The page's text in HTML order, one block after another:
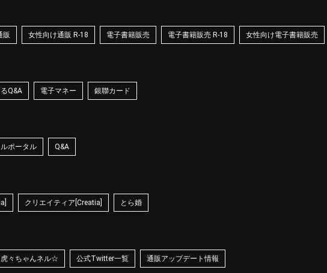
販 女性向け通販 R-18 電子書籍販売 電子書籍販売 R-18 女性向け電子書籍販売
Q&A 電子マネー 銀聯カード
ポータル Q&A
クリエイティア[Creatia] とら婚
虎々ちゃんネル☆ 公式Twitter一覧 通販アップデート情報